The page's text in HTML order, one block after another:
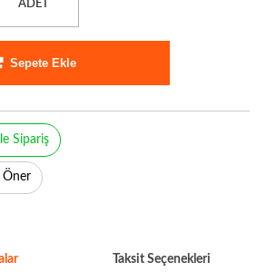
ADET
Sepete Ekle
Sipariş
Öner
Taksit Seçenekleri